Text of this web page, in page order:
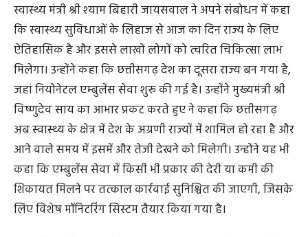
स्वास्थ्य मंत्री श्री श्याम बिहारी जायसवाल ने अपने संबोधन में कहा
कि स्वास्थ्य सुविधाओं के लिहाज से आज का दिन राज्य के लिए
ऐतिहासिक है और इससे लाखों लोगों को त्वरित चिकित्सा लाभ
मिलेगा। उन्होंने कहा कि छत्तीसगढ़ देश का दूसरा राज्य बन गया है,
जहां नियोनेटल एम्बुलेंस सेवा शुरू की गई है। उन्होंने मुख्यमंत्री श्री
विष्णुदेव साय का आभार प्रकट करते हुए ने कहा कि छत्तीसगढ़
अब स्वास्थ्य के क्षेत्र में देश के अग्रणी राज्यों में शामिल हो रहा है और
आने वाले समय में इसमें और तेजी देखने को मिलेगी। उन्होंने यह भी
कहा कि एम्बुलेंस सेवा में किसी भी प्रकार की देरी या कमी की
शिकायत मिलने पर तत्काल कार्रवाई सुनिश्चित की जाएगी, जिसके
लिए विशेष मॉनिटरिंग सिस्टम तैयार किया गया है।